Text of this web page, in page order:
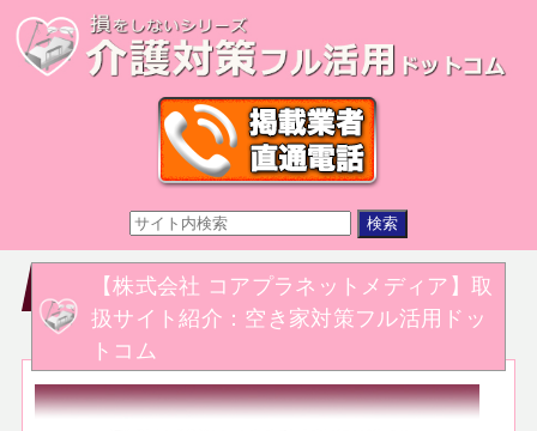
【株式会社 コアプラネットメディア】取
扱サイト紹介：空き家対策フル活用ドッ
トコム